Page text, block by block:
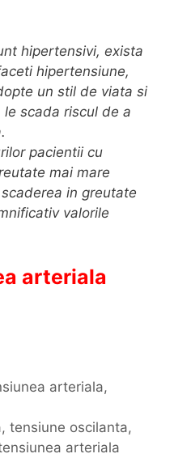
hipertensivi, exista
hipertensiune,
un stil de viata si
scada riscul de a
pacientii cu
mai mare
in greutate
valorile
arteriala
arteriala,
,tensiune oscilanta,
arteriala